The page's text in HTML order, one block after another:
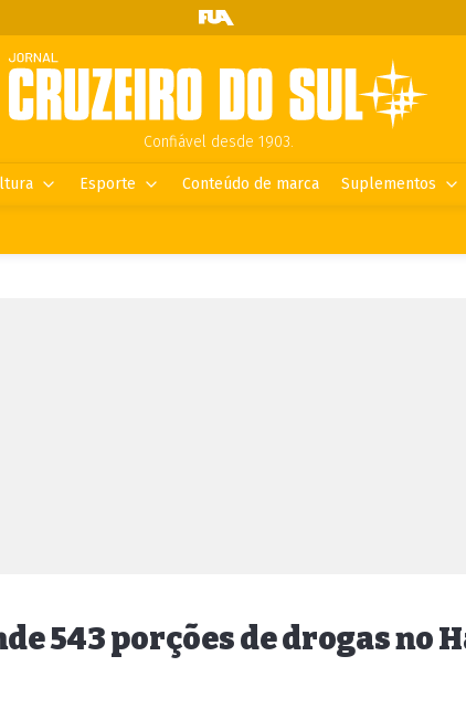
Confiável desde 1903.
Esporte Conteúdo de marca Suplementos
543 porções de drogas no